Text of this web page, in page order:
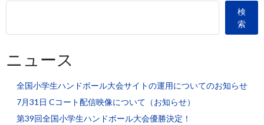
検
索
ニュース
全国小学生ハンドボール大会サイトの運用についてのお知らせ
7月31日 Cコート配信映像について（お知らせ）
第39回全国小学生ハンドボール大会優勝決定！